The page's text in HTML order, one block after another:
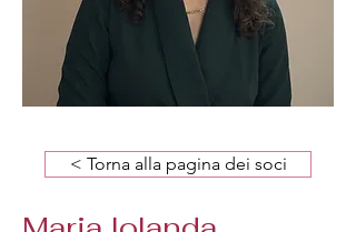
< Torna alla pagina dei soci